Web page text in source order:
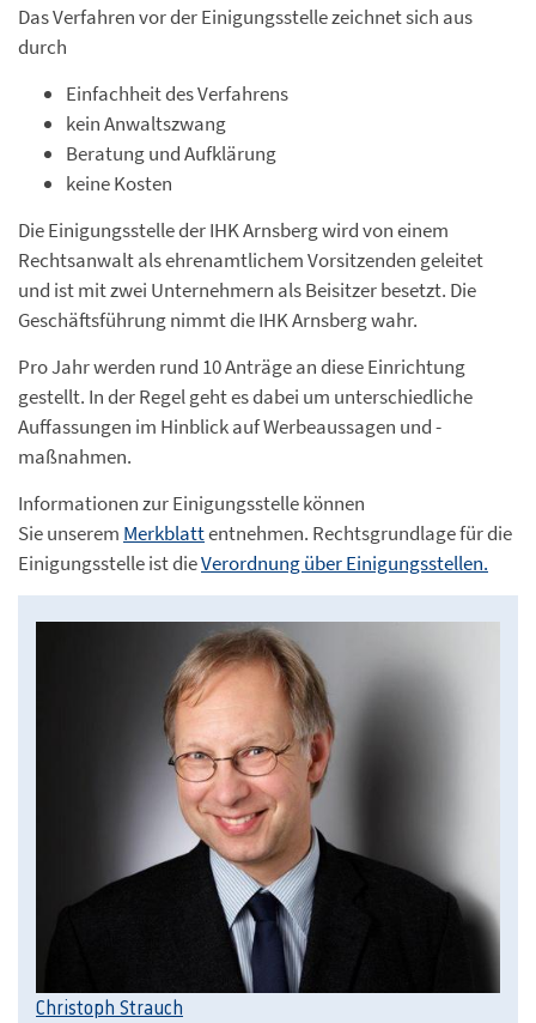
Das Verfahren vor der Einigungsstelle zeichnet sich aus
durch
Einfachheit des Verfahrens
kein Anwaltszwang
Beratung und Aufklärung
keine Kosten
Die Einigungsstelle der IHK Arnsberg wird von einem
Rechtsanwalt als ehrenamtlichem Vorsitzenden geleitet
und ist mit zwei Unternehmern als Beisitzer besetzt. Die
Geschäftsführung nimmt die IHK Arnsberg wahr.
Pro Jahr werden rund 10 Anträge an diese Einrichtung
gestellt. In der Regel geht es dabei um unterschiedliche
Auffassungen im Hinblick auf Werbeaussagen und -
maßnahmen.
Informationen zur Einigungsstelle können
Sie unserem Merkblattentnehmen. Rechtsgrundlage für die
Einigungsstelle ist dieVerordnung über Einigungsstellen.
Christoph Strauch